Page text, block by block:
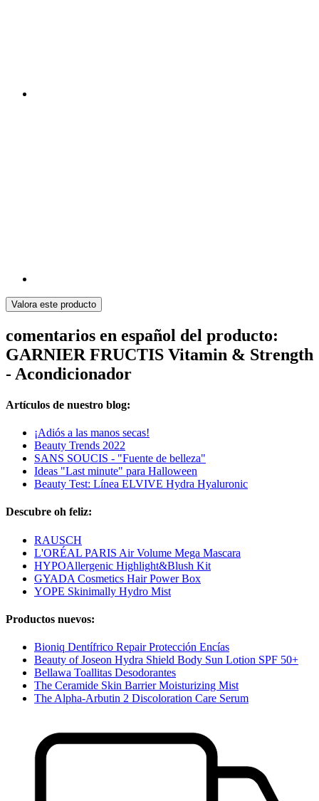
Valora este producto
comentarios en español del producto:
GARNIER FRUCTIS Vitamin & Strength
- Acondicionador
Artículos de nuestro blog:
¡Adiós a las manos secas!
Beauty Trends 2022
SANS SOUCIS - "Fuente de belleza"
Ideas "Last minute" para Halloween
Beauty Test: Línea ELVIVE Hydra Hyaluronic
Descubre oh feliz:
RAUSCH
L'ORÉAL PARIS Air Volume Mega Mascara
HYPOAllergenic Highlight&Blush Kit
GYADA Cosmetics Hair Power Box
YOPE Skinimally Hydro Mist
Productos nuevos:
Bioniq Dentífrico Repair Protección Encías
Beauty of Joseon Hydra Shield Body Sun Lotion SPF 50+
Bellawa Toallitas Desodorantes
The Ceramide Skin Barrier Moisturizing Mist
The Alpha-Arbutin 2 Discoloration Care Serum